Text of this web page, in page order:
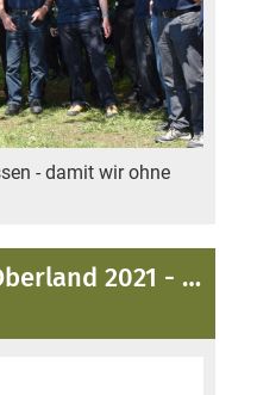
- damit wir ohne
Chorfest Zürcher Oberland 2021 - Abgesagt!